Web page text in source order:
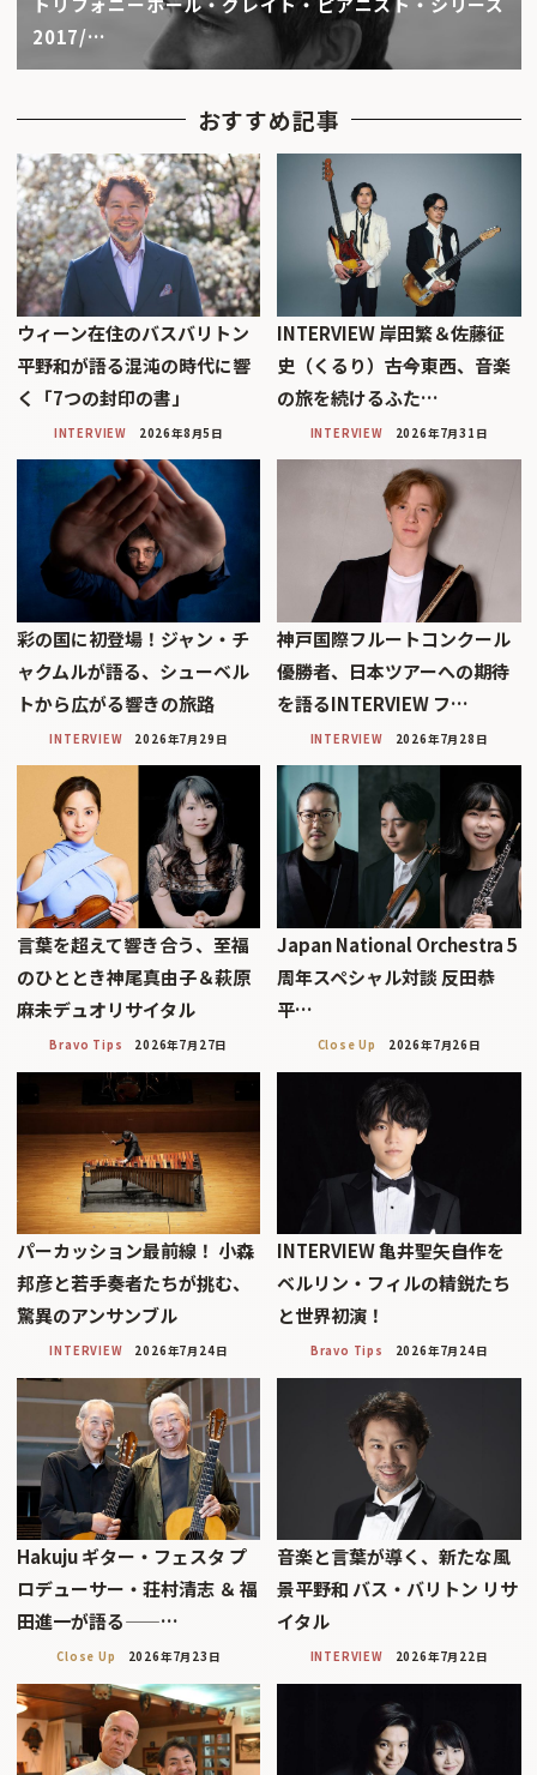
2017/…
おすすめ記事
ウィーン在住のバスバリトン
平野和が語る混沌の時代に響
く「7つの封印の書」
INTERVIEW 2026年8月5日
INTERVIEW 岸田繁＆佐藤征
史（くるり）――古今東西、音楽
の旅を続けるふた…
INTERVIEW 2026年7月31日
彩の国に初登場！ジャン・チ
ャクムルが語る、シューベル
トから広がる響きの旅路
INTERVIEW 2026年7月29日
神戸国際フルートコンクール
優勝者、日本ツアーへの期待
を語るINTERVIEW フ…
INTERVIEW 2026年7月28日
言葉を超えて響き合う、至福
のひととき神尾真由子＆萩原
麻未デュオリサイタル
Bravo Tips 2026年7月27日
Japan National Orchestra 5
周年スペシャル対談 反田恭
平…
Close Up 2026年7月26日
パーカッション最前線！ 小森
邦彦と若手奏者たちが挑む、
驚異のアンサンブル
INTERVIEW 2026年7月24日
INTERVIEW 亀井聖矢――自作を
ベルリン・フィルの精鋭たち
と世界初演！
Bravo Tips 2026年7月24日
Hakuju ギター・フェスタ プ
ロデューサー・荘村清志 ＆ 福
田進一が語る——…
Close Up 2026年7月23日
音楽と言葉が導く、新たな風
景平野和 バス・バリトン リサ
イタル
INTERVIEW 2026年7月22日